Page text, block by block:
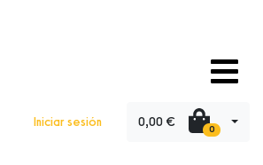
Iniciar sesión 0,00 € 0